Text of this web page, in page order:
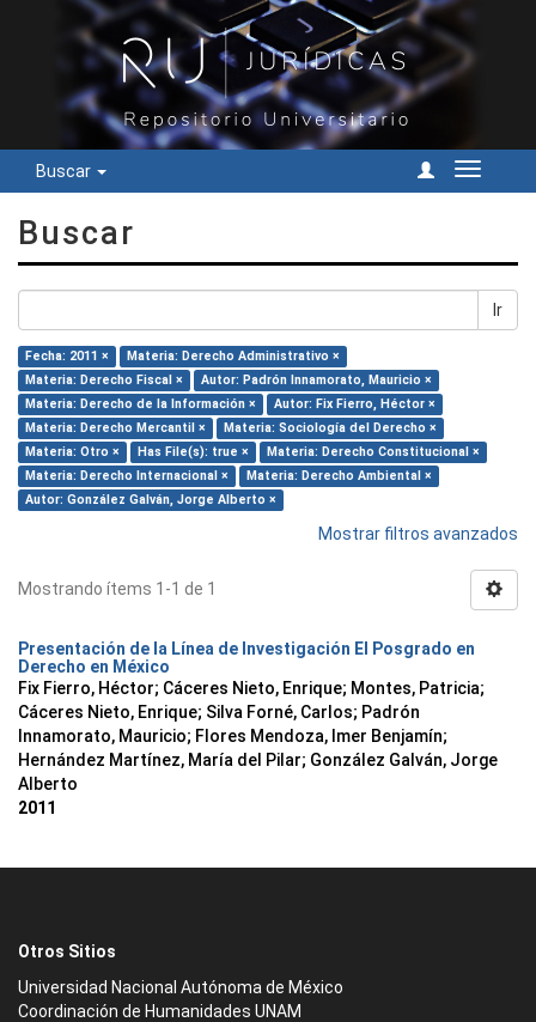
Buscar
Cambiar
Buscar
Ir
Fecha: 2011 ×
Materia: Derecho Administrativo ×
Materia: Derecho Fiscal ×
Autor: Padrón Innamorato, Mauricio ×
Materia: Derecho de la Información ×
Autor: Fix Fierro, Héctor ×
Materia: Derecho Mercantil ×
Materia: Sociología del Derecho ×
Materia: Otro ×
Has File(s): true ×
Materia: Derecho Constitucional ×
Materia: Derecho Internacional ×
Materia: Derecho Ambiental ×
Autor: González Galván, Jorge Alberto ×
Mostrar filtros avanzados
Mostrando ítems 1-1 de 1
Presentación de la Línea de Investigación El Posgrado en
Derecho en México
Fix Fierro, Héctor; Cáceres Nieto, Enrique; Montes, Patricia;
Cáceres Nieto, Enrique; Silva Forné, Carlos; Padrón
Innamorato, Mauricio; Flores Mendoza, Imer Benjamín;
Hernández Martínez, María del Pilar; González Galván, Jorge
Alberto
2011
Otros Sitios
Universidad Nacional Autónoma de México
Coordinación de Humanidades UNAM